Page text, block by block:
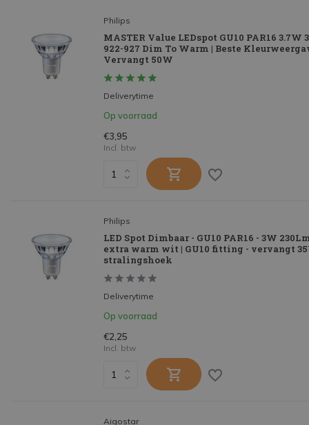
Philips
MASTER Value LEDspot GU10 PAR16 3.7W
922-927 Dim To Warm | Beste
Vervangt 50W
Deliverytime
Op voorraad
€3,95
Incl. btw
Philips
LED Spot Dimbaar - GU10 PAR16 - 3W
extra warm wit | GU10 fitting - vervangt
stralingshoek
Deliverytime
Op voorraad
€2,25
Incl. btw
Aigostar